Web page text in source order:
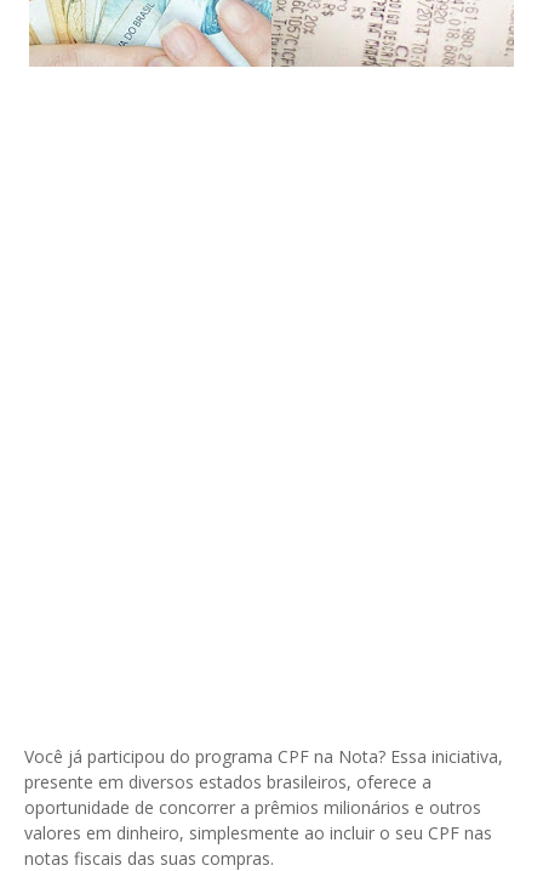
Você já participou do programa CPF na Nota? Essa iniciativa,
presente em diversos estados brasileiros, oferece a
oportunidade de concorrer a prêmios milionários e outros
valores em dinheiro, simplesmente ao incluir o seu CPF nas
notas fiscais das suas compras.